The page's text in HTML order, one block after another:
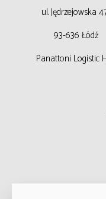
ul. Jędrzejowska
93-636 Łódź
Panattoni Logistic